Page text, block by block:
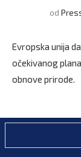
od
Evropska unija
očekivanog
obnove prirode.